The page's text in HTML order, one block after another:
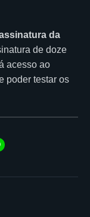
da
de doze
acesso ao
poder testar os